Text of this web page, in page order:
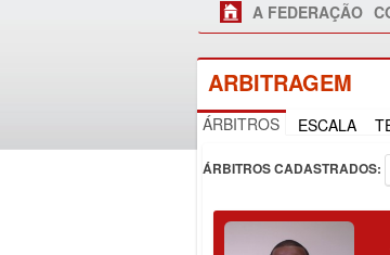
A FEDERAÇÃO
ARBITRAGEM
ÁRBITROS ESCALA
ÁRBITROS CADASTRADOS: